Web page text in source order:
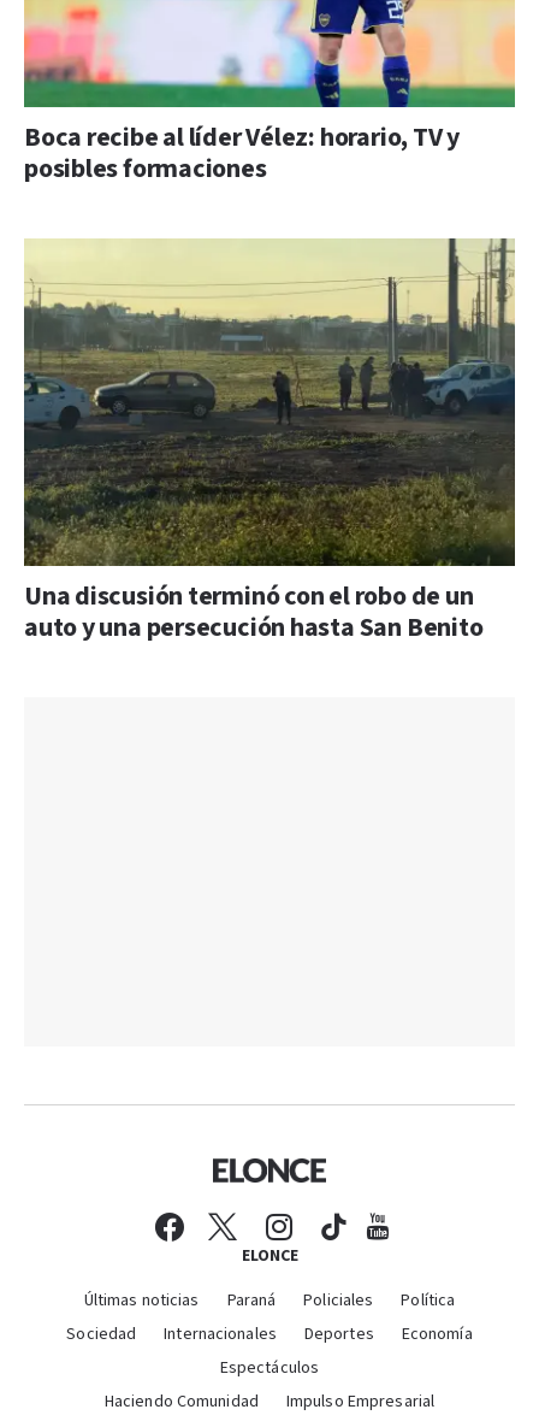
Boca recibe al líder Vélez: horario, TV y
posibles formaciones
Una discusión terminó con el robo de un
auto y una persecución hasta San Benito
ELONCE
Últimas noticias Paraná Policiales
Política
Sociedad
Internacionales Deportes
Economía
Espectáculos
Haciendo Comunidad
Impulso Empresarial